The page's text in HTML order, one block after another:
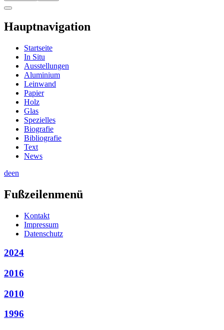
Hauptnavigation
Startseite
In Situ
Ausstellungen
Aluminium
Leinwand
Papier
Holz
Glas
Spezielles
Biografie
Bibliografie
Text
News
deen
Fußzeilenmenü
Kontakt
Impressum
Datenschutz
2024
2016
2010
1996